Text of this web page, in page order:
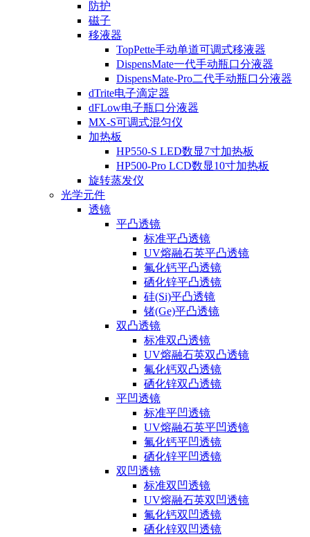
防护
磁子
移液器
TopPette手动单道可调式移液器
DispensMate一代手动瓶口分液器
DispensMate-Pro二代手动瓶口分液器
dTrite电子滴定器
dFLow电子瓶口分液器
MX-S可调式混匀仪
加热板
HP550-S LED数显7寸加热板
HP500-Pro LCD数显10寸加热板
旋转蒸发仪
光学元件
透镜
平凸透镜
标准平凸透镜
UV熔融石英平凸透镜
氟化钙平凸透镜
硒化锌平凸透镜
硅(Si)平凸透镜
锗(Ge)平凸透镜
双凸透镜
标准双凸透镜
UV熔融石英双凸透镜
氟化钙双凸透镜
硒化锌双凸透镜
平凹透镜
标准平凹透镜
UV熔融石英平凹透镜
氟化钙平凹透镜
硒化锌平凹透镜
双凹透镜
标准双凹透镜
UV熔融石英双凹透镜
氟化钙双凹透镜
硒化锌双凹透镜